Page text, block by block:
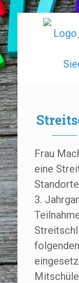
Frau
eine
3.